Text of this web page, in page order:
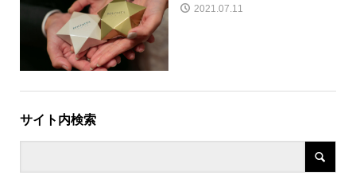
2021.07.11
サイト内検索